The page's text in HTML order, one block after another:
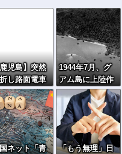
児島】突然
し路面電車
突 乗って
男女3人は車
置しダッシ
逃走中
1944年7月、グ
アム島に上陸作
戦を展開する米
海兵隊を空撮！
ネット「青
「もう無理」日